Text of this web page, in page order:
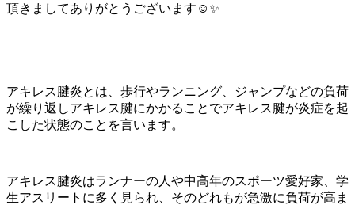
頂きましてありがとうございます☺️✨
アキレス腱炎とは、歩行やランニング、ジャンプなどの負荷
が繰り返しアキレス腱にかかることでアキレス腱が炎症を起
こした状態のことを言います。
アキレス腱炎はランナーの人や中高年のスポーツ愛好家、学
生アスリートに多く見られ、そのどれもが急激に負荷が高ま